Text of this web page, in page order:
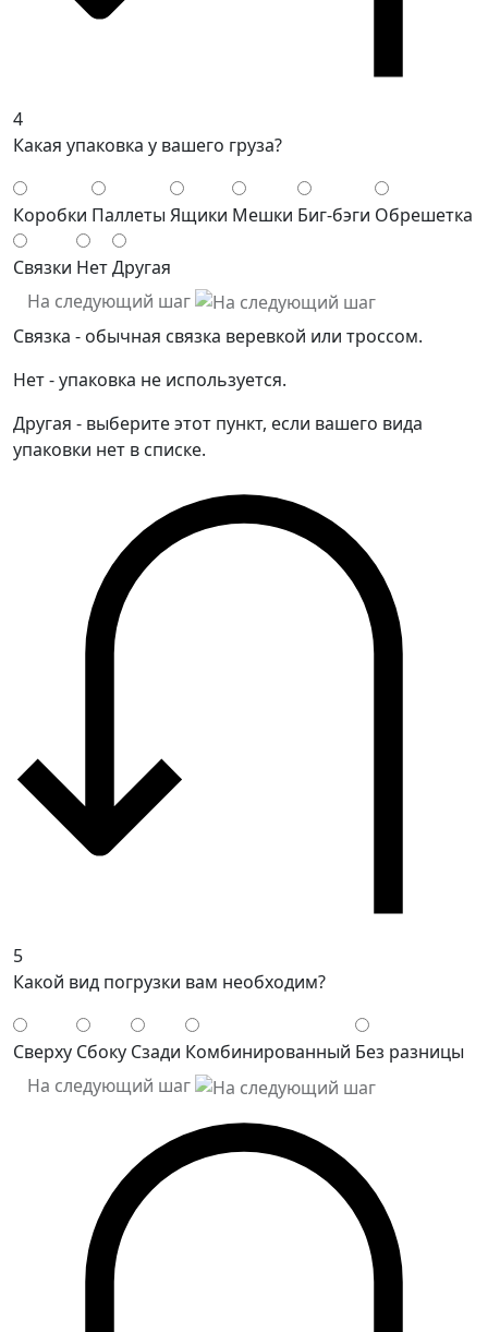
4
Какая упаковка у вашего груза?
Коробки Паллеты Ящики Мешки Биг-бэги Обрешетка
Связки НетДругая
На следующий шаг
Связка - обычная связка веревкой или троссом.
Нет - упаковка не используется.
Другая - выберите этот пункт, если вашего вида
упаковки нет в списке.
5
Какой вид погрузки вам необходим?
Сверху Сбоку Сзади Комбинированный Без разницы
На следующий шаг